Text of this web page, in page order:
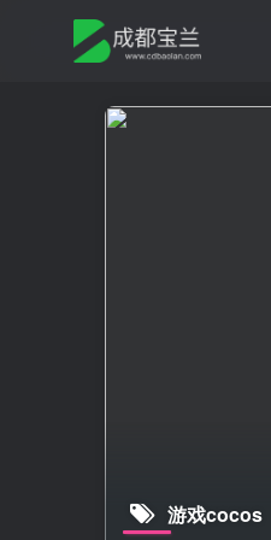
游戏cocos